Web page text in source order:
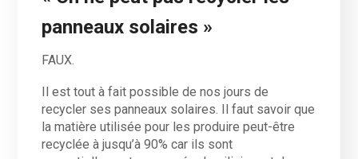
panneaux solaires »
FAUX.
Il est tout à fait possible de nos jours de
recycler ses panneaux solaires. Il faut savoir que
la matière utilisée pour les produire peut-être
recyclée à jusqu’à 90% car ils sont